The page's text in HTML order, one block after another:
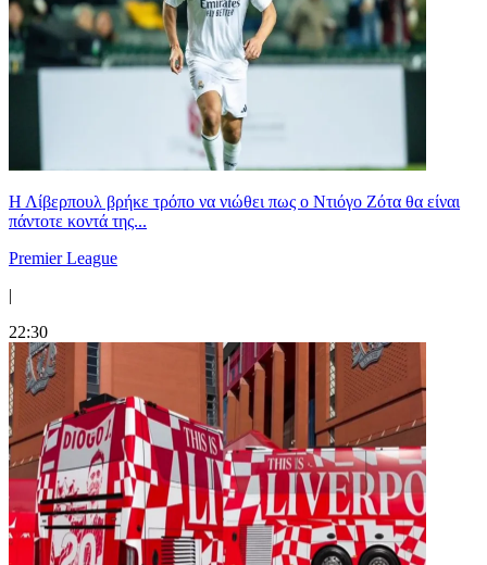
Η Λίβερπουλ βρήκε τρόπο να νιώθει πως ο Ντιόγο Ζότα θα είναι
πάντοτε κοντά της...
Premier League
|
22:30